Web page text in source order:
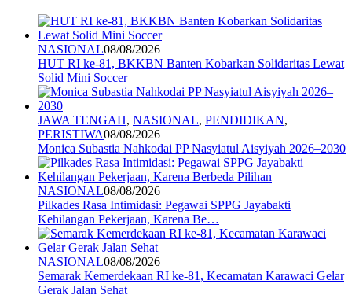
NASIONAL08/08/2026
HUT RI ke-81, BKKBN Banten Kobarkan Solidaritas Lewat
Solid Mini Soccer
JAWA TENGAH, NASIONAL, PENDIDIKAN,
PERISTIWA08/08/2026
Monica Subastia Nahkodai PP Nasyiatul Aisyiyah 2026–2030
NASIONAL08/08/2026
Pilkades Rasa Intimidasi: Pegawai SPPG Jayabakti
Kehilangan Pekerjaan, Karena Be…
NASIONAL08/08/2026
Semarak Kemerdekaan RI ke-81, Kecamatan Karawaci Gelar
Gerak Jalan Sehat